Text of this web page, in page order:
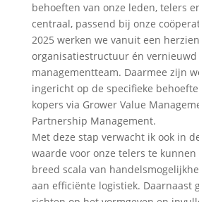
behoeften van onze leden, telers
centraal, passend bij onze
2025 werken we vanuit een
organisatiestructuur én vernieuwd
managementteam. Daarmee zijn
ingericht op de specifieke
kopers via Grower Value
Partnership Management.
Met deze stap verwacht ik ook in
waarde voor onze telers te kunnen
breed scala van
aan efficiënte logistiek. Daarnaast